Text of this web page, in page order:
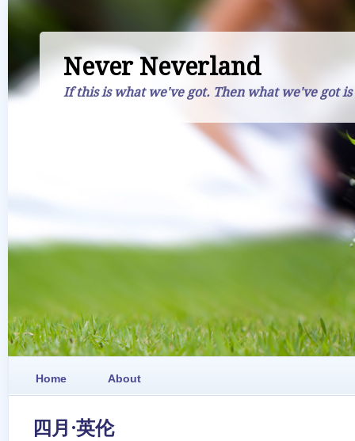
Never Neverland
If this is what we've got. Then what we've got is
Home About
四月·英伦